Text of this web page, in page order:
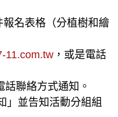
名表格（分植樹和繪
11.com.tw ，或是電話
聯絡方式通知。
並告知活動分組組